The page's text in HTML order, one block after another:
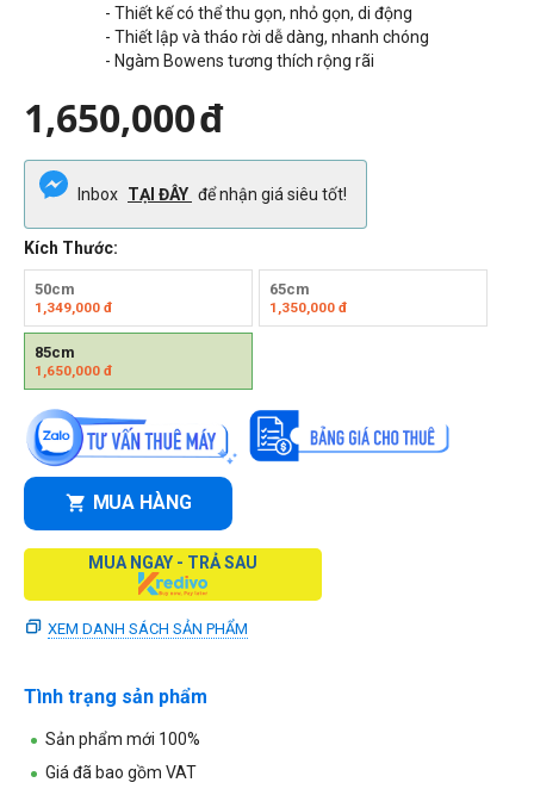
- Thiết kế có thể thu gọn, nhỏ gọn, di động
- Thiết lập và tháo rời dễ dàng, nhanh chóng
- Ngàm Bowens tương thích rộng rãi
1,650,000đ
Inbox TẠI ĐÂY để nhận giá siêu tốt!
Kích Thước:
50cm
1,349,000 đ
65cm
1,350,000đ
85cm
1,650,000 đ
MUA HÀNG
MUA NGAY - TRẢ SAU
XEM DANH SÁCH SẢN PHẨM
Tình trạng sản phẩm
Sản phẩm mới 100%
Giá đã bao gồm VAT